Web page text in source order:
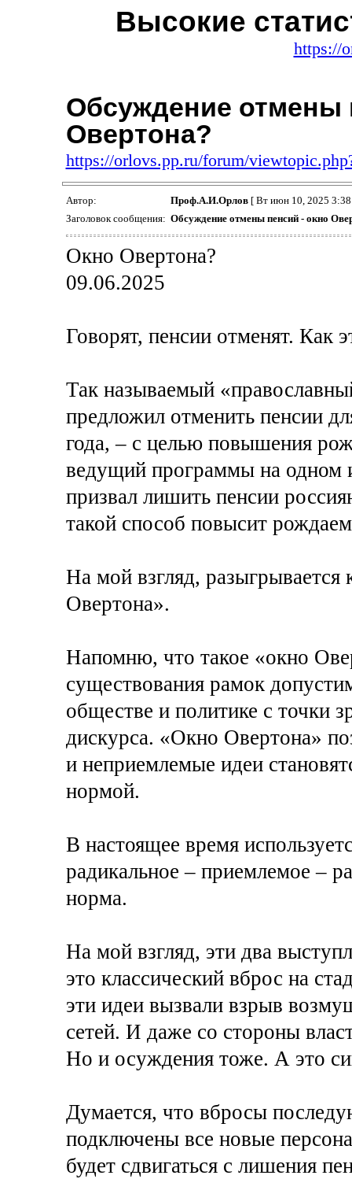
Высокие
https://
Обсуждение отмены
Овертона?
https://orlovs.pp.ru/forum/
Автор: Проф.А.И.Орлов[ Вт июн 10, 2025 3:38
Заголовок сообщения: Обсуждение отмены пенсий - окно
Окно Овертона?
09.06.2025
Говорят, пенсии отменят. Как
Так называемый
предложил отменить пенсии
года, – с целью повышения
ведущий программы на одном
призвал лишить пенсии
такой способ повысит
На мой взгляд, разыгрывается
Овертона».
Напомню, что такое «окно
существования рамок
обществе и политике с точки
дискурса. «Окно Овертона»
и неприемлемые идеи
нормой.
В настоящее время
радикальное – приемлемое –
норма.
На мой взгляд, эти два
это классический вброс на
эти идеи вызвали взрыв
сетей. И даже со стороны
Но и осуждения тоже. А это
Думается, что вбросы
подключены все новые
будет сдвигаться с лишения